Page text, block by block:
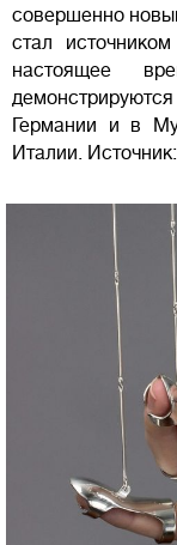
совершенно
стал
настоящее
Германии и в
Италии.